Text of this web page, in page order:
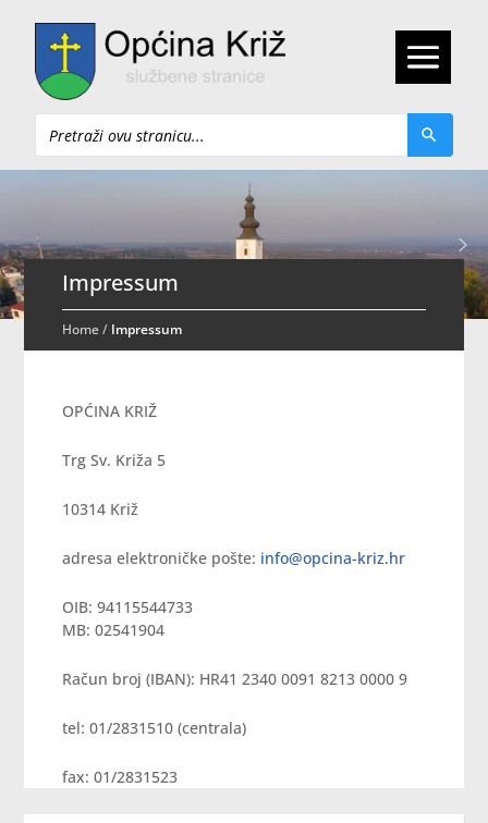
Pretraži
Impressum
Home/ Impressum
OPĆINA KRIŽ
Trg Sv. Križa 5
10314 Križ
adresa elektroničke pošte: info@opcina-kriz.hr
OIB: 94115544733
MB: 02541904
Račun broj (IBAN): HR41 2340 0091 8213 0000 9
tel: 01/2831510 (centrala)
fax: 01/2831523